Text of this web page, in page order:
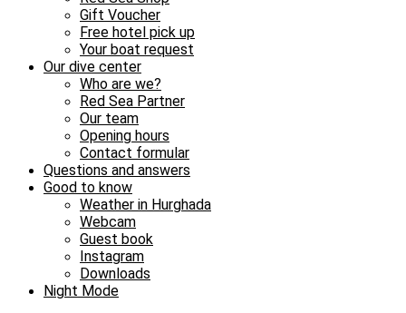
Gift Voucher
Free hotel pick up
Your boat request
Our dive center
Who are we?
Red Sea Partner
Our team
Opening hours
Contact formular
Questions and answers
Good to know
Weather in Hurghada
Webcam
Guest book
Instagram
Downloads
Night Mode